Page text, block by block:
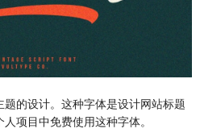
的设计。这种字体是设计网站标题
项目中免费使用这种字体。